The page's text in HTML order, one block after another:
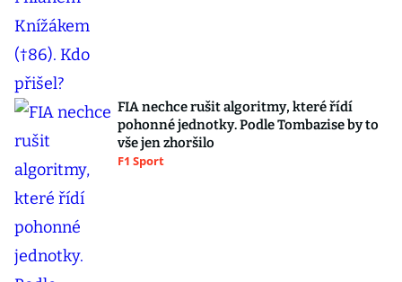
FIA nechce rušit algoritmy, které řídí
pohonné jednotky. Podle Tombazise by to
vše jen zhoršilo
F1 Sport